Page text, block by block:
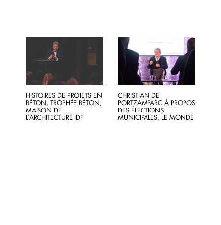
HISTOIRES DE PROJETS EN
BÉTON, TROPHÉE BÉTON,
MAISON DE
L’ARCHITECTURE IDF
CHRISTIAN DE
PORTZAMPARC À PROPOS
DES ÉLECTIONS
MUNICIPALES, LE MONDE